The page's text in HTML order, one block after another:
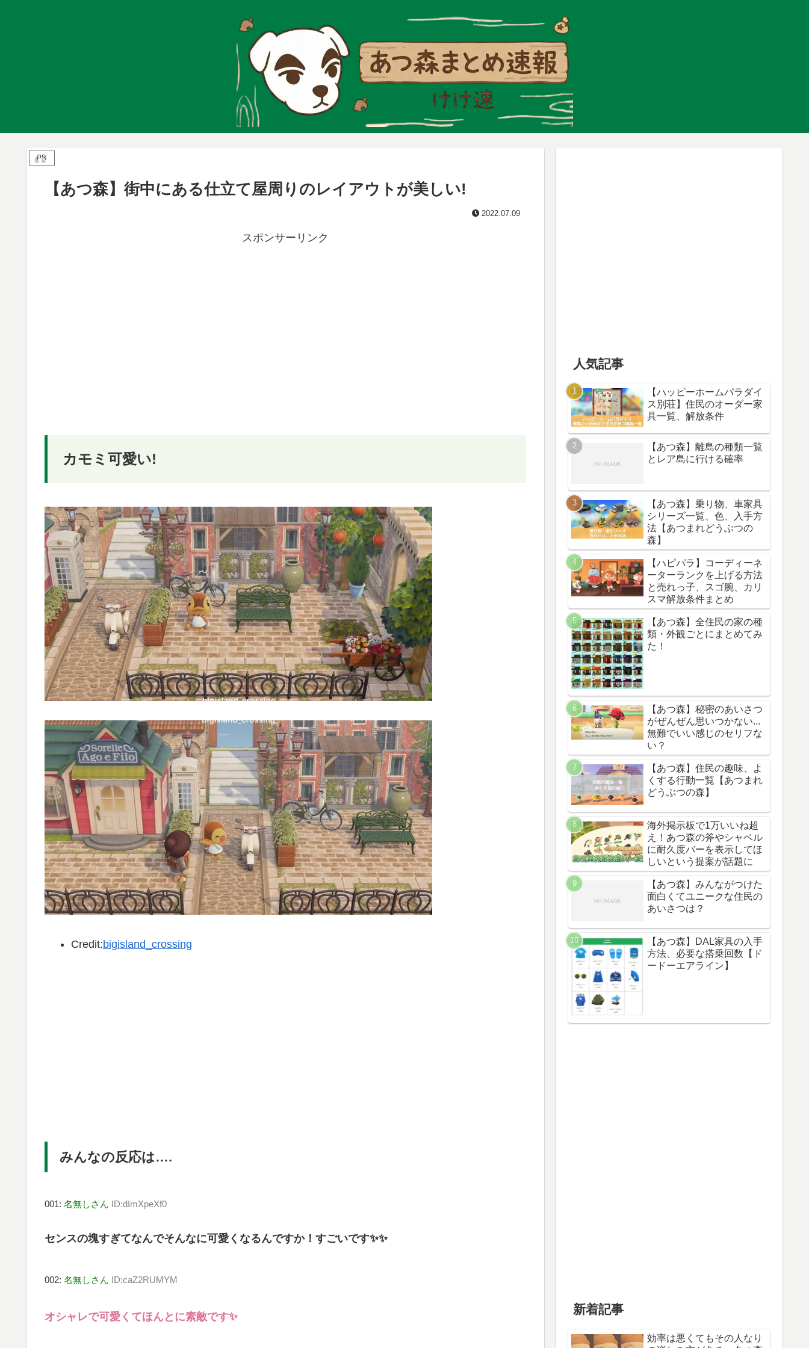
PR
【あつ森】街中にある仕立て屋周りのレイアウトが美しい!
2022.07.09
スポンサーリンク
カモミ可愛い!
Credit:bigisland_crossing
みんなの反応は….
001: 名無しさん ID:dImXpeXf0
センスの塊すぎてなんでそんなに可愛くなるんですか！すごいです✨✨
002: 名無しさん ID:caZ2RUMYM
オシャレで可愛くてほんとに素敵です✨
人気記事
【ハッピーホームパラダイ
ス別荘】住民のオーダー家
具一覧、解放条件
【あつ森】離島の種類一覧
とレア島に行ける確率
【あつ森】乗り物、車家具
シリーズ一覧、色、入手方
法【あつまれどうぶつの
森】
【ハピパラ】コーディーネ
ーターランクを上げる方法
と売れっ子、スゴ腕、カリ
スマ解放条件まとめ
【あつ森】全住民の家の種
類・外観ごとにまとめてみ
た！
【あつ森】秘密のあいさつ
がぜんぜん思いつかない...
無難でいい感じのセリフな
い？
【あつ森】住民の趣味、よ
くする行動一覧【あつまれ
どうぶつの森】
海外掲示板で1万いいね超
え！あつ森の斧やシャベル
に耐久度バーを表示してほ
しいという提案が話題に
【あつ森】みんながつけた
面白くてユニークな住民の
あいさつは？
【あつ森】DAL家具の入手
方法、必要な搭乗回数【ド
ードーエアライン】
新着記事
効率は悪くてもその人なり